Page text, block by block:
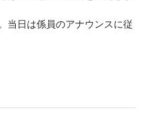
当日は係員のアナウンスに従